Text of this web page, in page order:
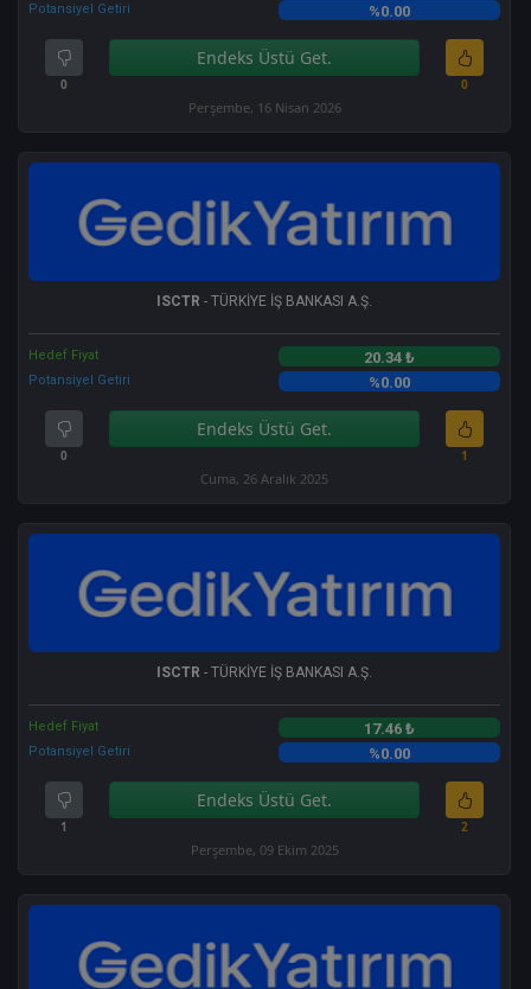
Potansiyel Getiri %0.00
0
Endeks Üstü Get.
0
Perşembe, 16 Nisan 2026
ISCTR - TÜRKİYE İŞ BANKASI A.Ş.
Hedef Fiyat 20.34 ₺
Potansiyel Getiri %0.00
0
Endeks Üstü Get.
1
Cuma, 26 Aralık 2025
ISCTR - TÜRKİYE İŞ BANKASI A.Ş.
Hedef Fiyat 17.46 ₺
Potansiyel Getiri %0.00
1
Endeks Üstü Get.
2
Perşembe, 09 Ekim 2025